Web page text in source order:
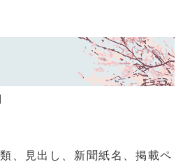
、見出し、新聞紙名、掲載ペ